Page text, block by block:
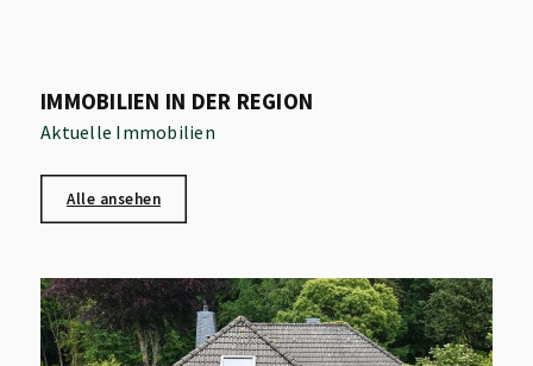
IMMOBILIEN IN DER REGION
Aktuelle Immobilien
Alle ansehen